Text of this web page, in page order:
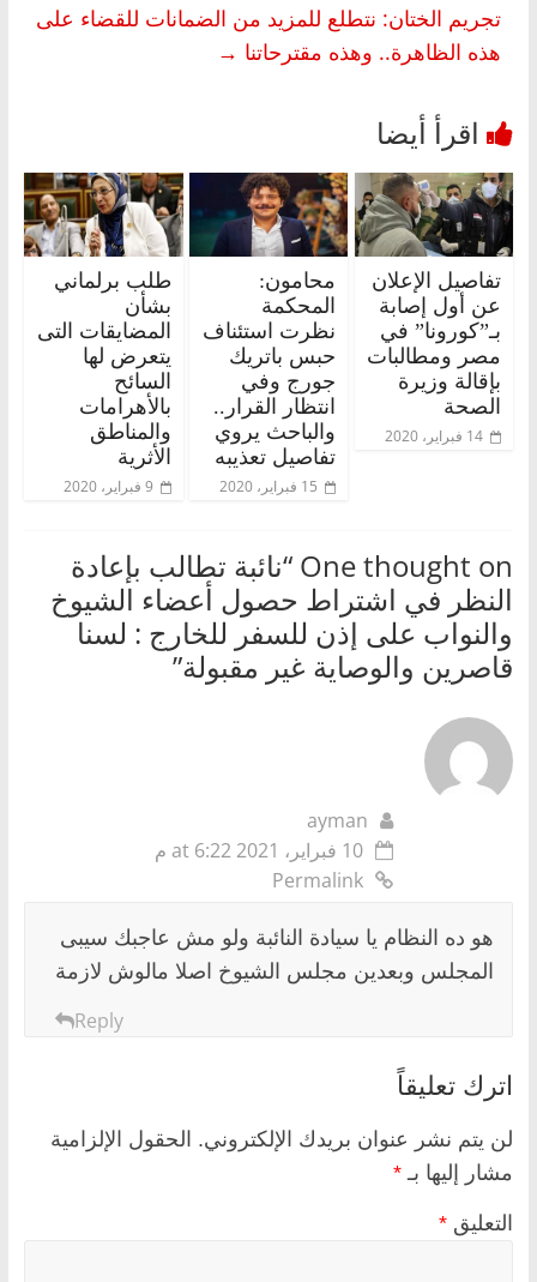
تجريم الختان: نتطلع للمزيد من الضمانات للقضاء على
هذه الظاهرة.. وهذه مقترحاتنا →
تفاصيل الإعلان
عن أول إصابة
بـ”كورونا” في
مصر ومطالبات
بإقالة وزيرة
الصحة
14 فبراير، 2020
محامون:
المحكمة
نظرت استئناف
حبس باتريك
جورج وفي
انتظار القرار..
والباحث يروي
تفاصيل تعذيبه
15 فبراير، 2020
طلب برلماني
بشأن
المضايقات التى
يتعرض لها
السائح
بالأهرامات
والمناطق
الأثرية
9 فبراير، 2020
One thought on “ نائبة تطالب بإعادة
النظر في اشتراط حصول أعضاء الشيوخ
والنواب على إذن للسفر للخارج : لسنا
قاصرين والوصاية غير مقبولة”
ayman
10 فبراير، 2021 at 6:22 م
Permalink
هو ده النظام يا سيادة النائبة ولو مش عاجبك سيبى
المجلس وبعدين مجلس الشيوخ اصلا مالوش لازمة
Reply
اترك تعليقاً
لن يتم نشر عنوان بريدك الإلكتروني. الحقول الإلزامية
مشار إليها بـ *
التعليق *